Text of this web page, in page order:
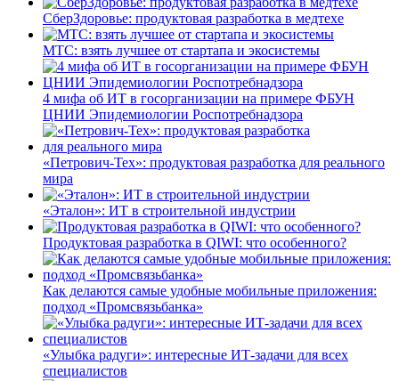
СберЗдоровье: продуктовая разработка в медтехе
МТС: взять лучшее от стартапа и экосистемы
4 мифа об ИТ в госорганизации на примере ФБУН
ЦНИИ Эпидемиологии Роспотребнадзора
«Петрович-Тех»: продуктовая разработка для реального
мира
«Эталон»: ИТ в строительной индустрии
Продуктовая разработка в QIWI: что особенного?
Как делаются самые удобные мобильные приложения:
подход «Промсвязьбанка»
«Улыбка радуги»: интересные ИТ-задачи для всех
специалистов